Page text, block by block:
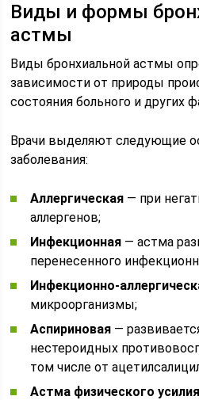
Виды и формы
астмы
Виды бронхиальной астмы
зависимости от природы
состояния больного и других
Врачи выделяют следующие
заболевания:
Аллергическая — при
аллергенов;
Инфекционная — астма
перенесенного
Инфекционно-
микроорганизмы;
Аспириновая —
нестероидных
том числе от
Астма физического